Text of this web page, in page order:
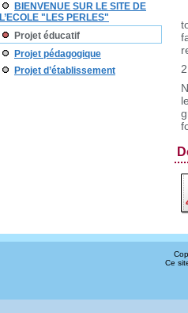
BIENVENUE SUR LE SITE DE
L’ECOLE "LES PERLES"
Projet éducatif
Projet pédagogique
Projet d’établissement
Ce